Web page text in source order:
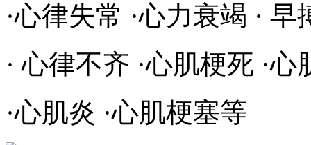
·心律失常 ·心力衰竭 · 早
· 心律不齐 ·心肌梗死 ·心
·心肌炎 ·心肌梗塞等